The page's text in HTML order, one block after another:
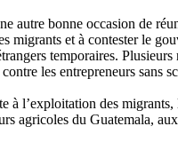
autre bonne occasion de
migrants et à contester le
temporaires.
les entrepreneurs sans
l’exploitation des
agricoles du Guatemala,